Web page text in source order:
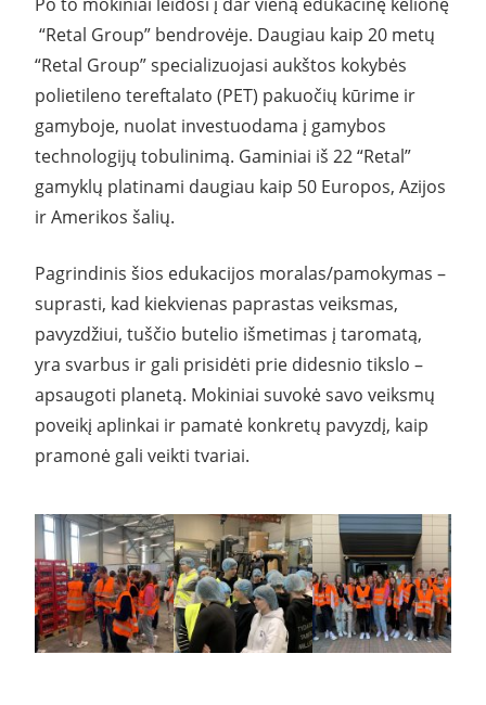
“Retal Group” bendrovėje. Daugiau kaip 20 metų
“Retal Group” specializuojasi aukštos kokybės
polietileno tereftalato (PET) pakuočių kūrime ir
gamyboje, nuolat investuodama į gamybos
technologijų tobulinimą. Gaminiai iš 22 “Retal”
gamyklų platinami daugiau kaip 50 Europos, Azijos
ir Amerikos šalių.
Pagrindinis šios edukacijos moralas/pamokymas –
suprasti, kad kiekvienas paprastas veiksmas,
pavyzdžiui, tuščio butelio išmetimas į taromatą,
yra svarbus ir gali prisidėti prie didesnio tikslo –
apsaugoti planetą. Mokiniai suvokė savo veiksmų
poveikį aplinkai ir pamatė konkretų pavyzdį, kaip
pramonė gali veikti tvariai.